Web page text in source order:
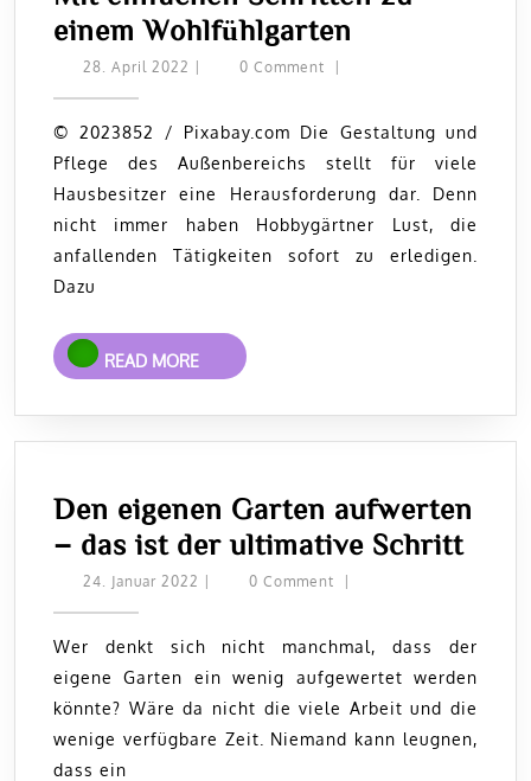
einem Wohlfühlgarten
zu
einem
28. April 2022 28.
| 0 Comment |
© 2023852 / Pixabay.com Die Gestaltung und
Pflege des Außenbereichs stellt für viele
Hausbesitzer eine Herausforderung dar. Denn
nicht immer haben Hobbygärtner Lust, die
anfallenden Tätigkeiten sofort zu erledigen.
Dazu
READ MORE
READ
MORE
Den eigenen Garten aufwerten
– das ist der ultimative SchrittDen
–
das
ist
24. Januar 2022 24.
0 Comment
Wer denkt sich nicht manchmal, dass der
eigene Garten ein wenig aufgewertet werden
könnte? Wäre da nicht die viele Arbeit und die
wenige verfügbare Zeit. Niemand kann leugnen,
dass ein